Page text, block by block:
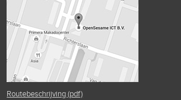
Routebeschrijving (pdf)